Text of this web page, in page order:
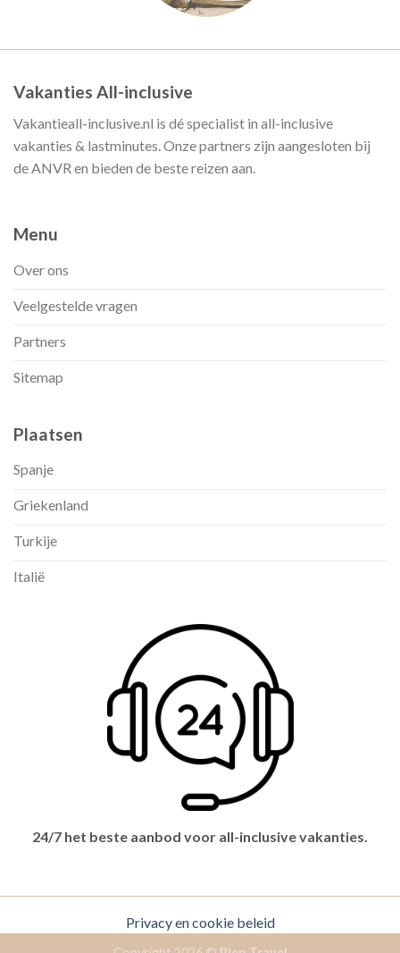
Vakanties All-inclusive
Vakantieall-inclusive.nl is dé specialist in all-inclusive
vakanties & lastminutes. Onze partners zijn aangesloten bij
de ANVR en bieden de beste reizen aan.
Menu
Over ons
Veelgestelde vragen
Partners
Sitemap
Plaatsen
Spanje
Griekenland
Turkije
Italië
24/7 het beste aanbod voor all-inclusive vakanties.
Privacy en cookie beleid